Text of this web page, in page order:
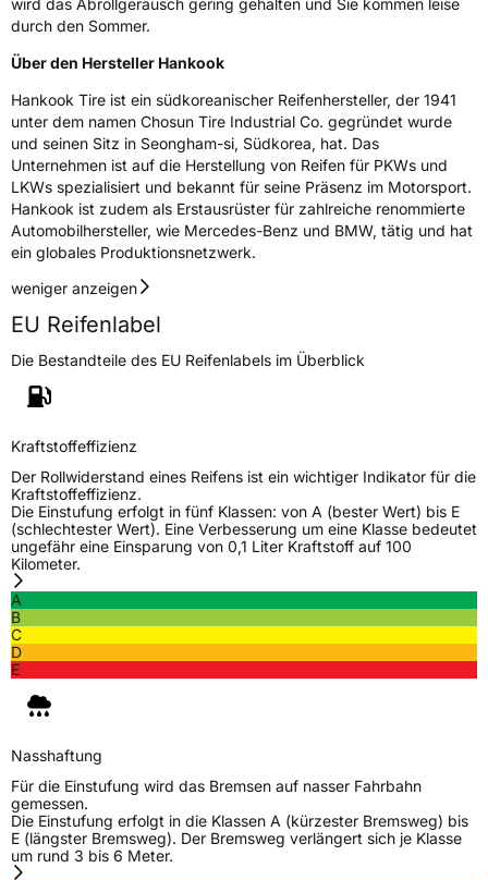
durch den Sommer.
Über den Hersteller Hankook
Hankook Tire ist ein südkoreanischer Reifenhersteller, der 1941
unter dem namen Chosun Tire Industrial Co. gegründet wurde
und seinen Sitz in Seongham-si, Südkorea, hat. Das
Unternehmen ist auf die Herstellung von Reifen für PKWs und
LKWs spezialisiert und bekannt für seine Präsenz im Motorsport.
Hankook ist zudem als Erstausrüster für zahlreiche renommierte
Automobilhersteller, wie Mercedes-Benz und BMW, tätig und hat
ein globales Produktionsnetzwerk.
weniger anzeigen
EU Reifenlabel
Die Bestandteile des EU Reifenlabels im Überblick
Kraftstoffeffizienz
Der Rollwiderstand eines Reifens ist ein wichtiger Indikator für die
Kraftstoffeffizienz.
Die Einstufung erfolgt in fünf Klassen: von A (bester Wert) bis E
(schlechtester Wert). Eine Verbesserung um eine Klasse bedeutet
ungefähr eine Einsparung von 0,1 Liter Kraftstoff auf 100
Kilometer.
A
B
C
D
E
Nasshaftung
Für die Einstufung wird das Bremsen auf nasser Fahrbahn
gemessen.
Die Einstufung erfolgt in die Klassen A (kürzester Bremsweg) bis
E (längster Bremsweg). Der Bremsweg verlängert sich je Klasse
um rund 3 bis 6 Meter.